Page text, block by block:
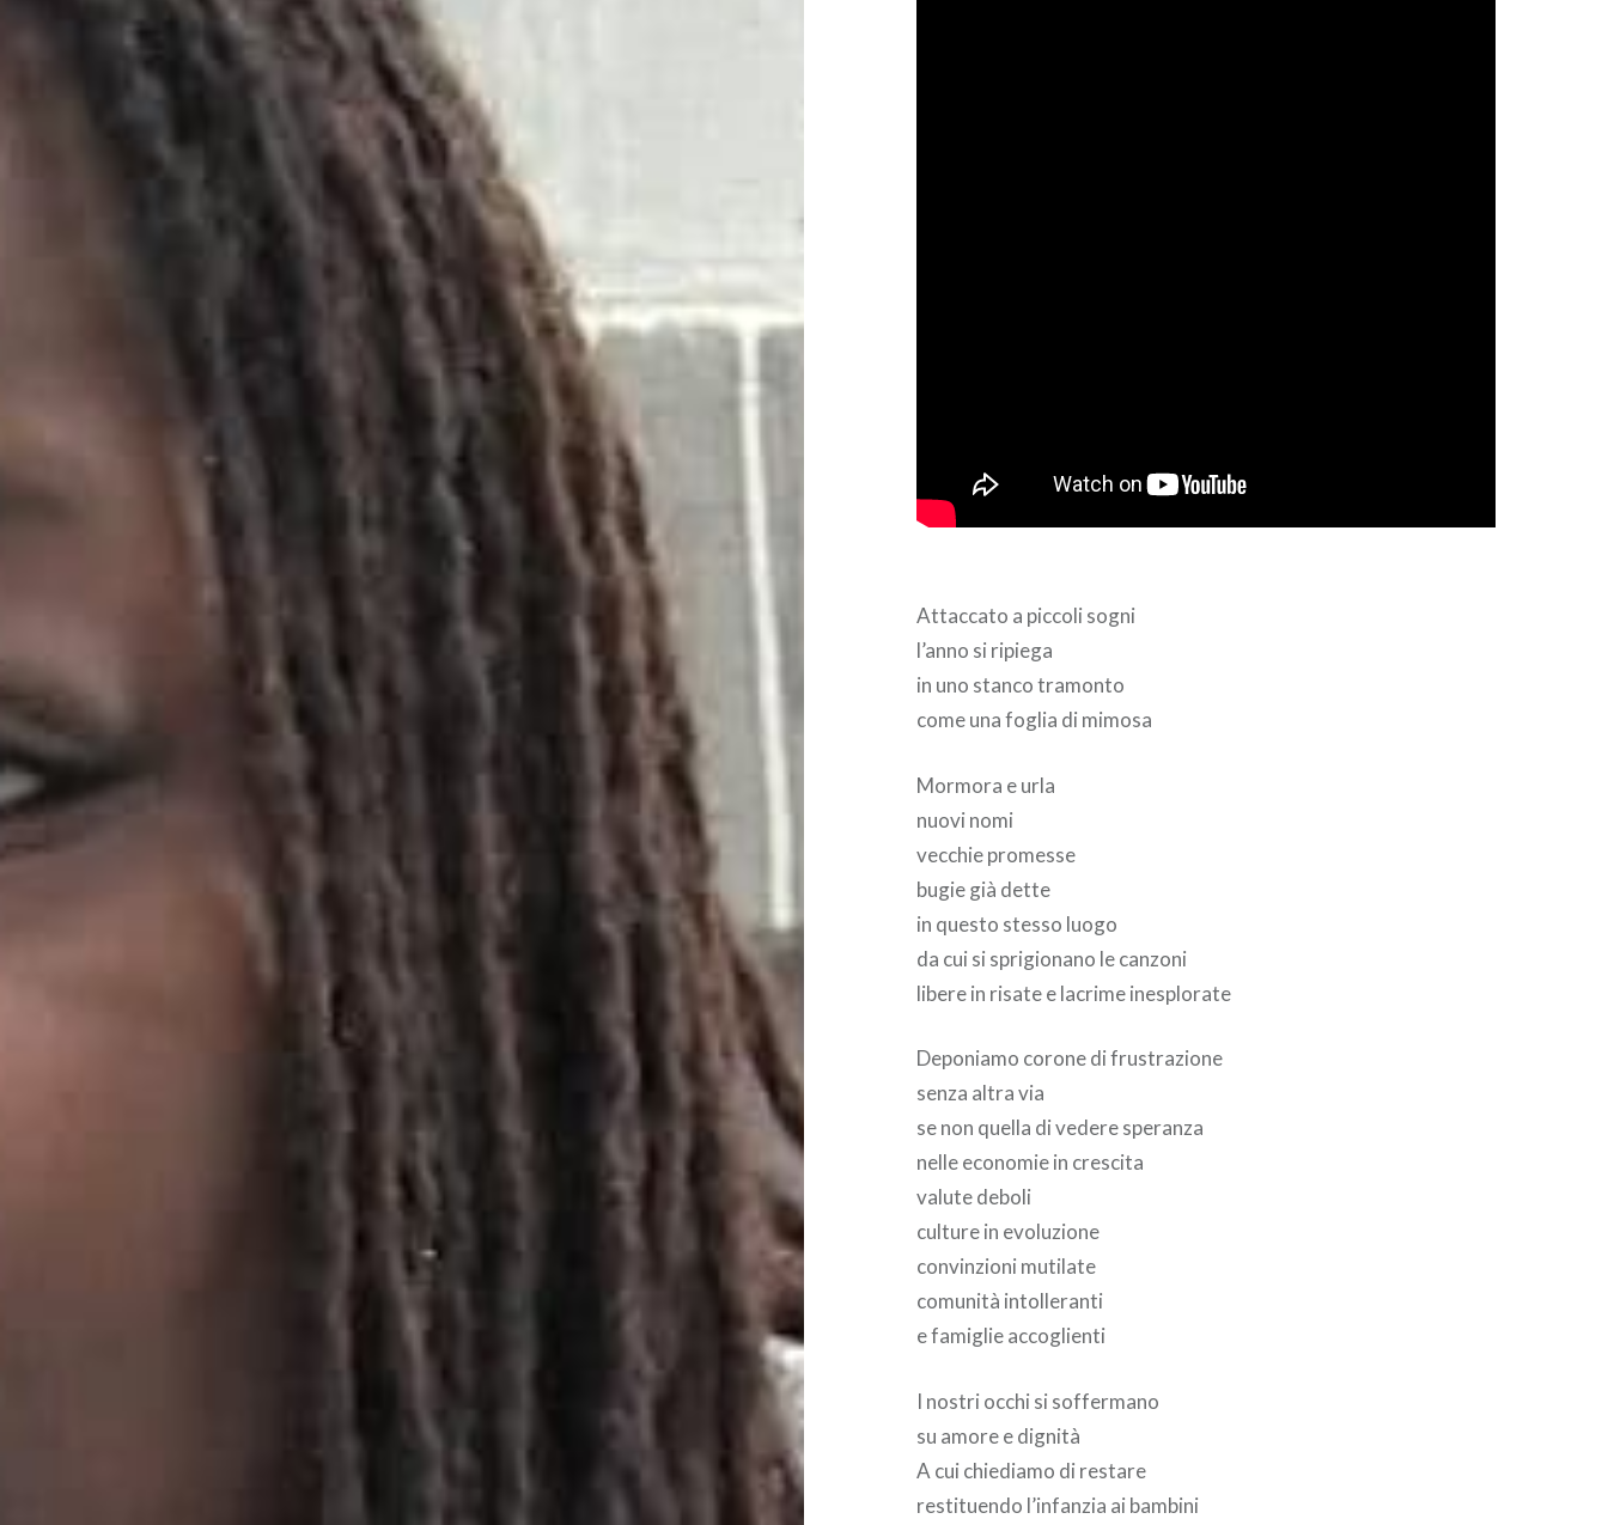
Attaccato a piccoli sogni
l’anno si ripiega
in uno stanco tramonto
come una foglia di mimosa
Mormora e urla
nuovi nomi
vecchie promesse
bugie già dette
in questo stesso luogo
da cui si sprigionano le canzoni
libere in risate e lacrime inesplorate
Deponiamo corone di frustrazione
senza altra via
se non quella di vedere speranza
nelle economie in crescita
valute deboli
culture in evoluzione
convinzioni mutilate
comunità intolleranti
e famiglie accoglienti
I nostri occhi si soffermano
su amore e dignità
A cui chiediamo di restare
restituendo l’infanzia ai bambini